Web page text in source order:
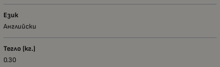
Език
Английски
Тегло (кг.)
0.30